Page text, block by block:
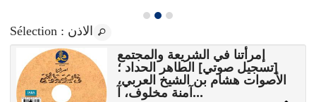
Sélection : الاذن
إمرأتنا في الشريعة والمجتمع
[تسجيل صوتي] الطاهر الحداد ؛
الأصوات هشام بن الشيخ العربي،
آمنة مخلوف، آ...